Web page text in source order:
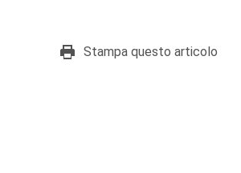
Stampa questo articolo